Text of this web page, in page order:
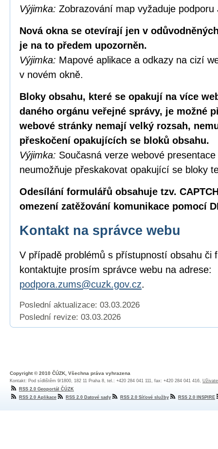
Výjimka: Zobrazování map vyžaduje podporu
Nová okna se otevírají jen v
je na to předem upozorněn.
Výjimka: Mapové aplikace a odkazy na cizí
v novém okně.
Bloky obsahu, které se opakují na více
daného orgánu veřejné správy, je možné
webové stránky nemají velký rozsah,
přeskočení opakujících se bloků obsahu.
Výjimka: Současná verze webové
neumožňuje přeskakovat opakující se bloky
Odesílání formulářů obsahuje tzv.
omezení zatěžování komunikace pomocí
Kontakt na správce webu
V případě problémů s přístupností obsahu či
kontaktujte prosím správce webu na adrese:
podpora.zums@cuzk.gov.cz.
Poslední aktualizace: 03.03.2026
Poslední revize: 03.03.2026
Copyright © 2010 ČÚZK, Všechna práva vyhrazena
Kontakt: Pod sídlištěm 9/1800, 182 11 Praha 8, tel.: +420 284 041 111, fax: +420 284 041 416,
RSS 2.0 Geoportál ČÚZK
RSS 2.0 Aplikace
RSS 2.0 Datové sady RSS 2.0 Síťové služby RSS 2.0 INSPIRE